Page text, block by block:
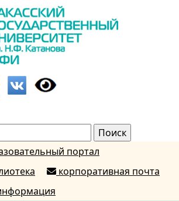
портал
корпоративная почта